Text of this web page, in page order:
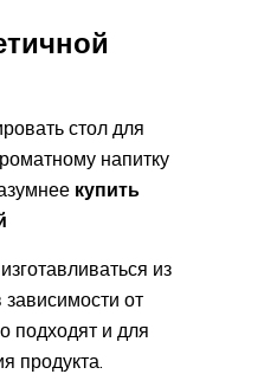
стол для
напитку
купить
из
от
подходят и для
продукта.